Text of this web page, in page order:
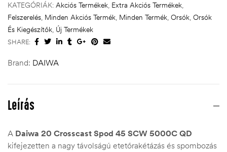
KATEGÓRIÁK: Akciós Termékek, Extra Akciós Termékek,
Felszerelés, Minden Akciós Termék, Minden Termék, Orsók, Orsók
És Kiegészítők, Új Termékek
SHARE:
Brand: DAIWA
Leírás
A Daiwa 20 Crosscast Spod 45 SCW 5000C QD
kifejezetten a nagy távolságú etetőrakétázás és spombozás